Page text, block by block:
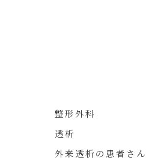
整形外科
透析
外来透析の患者さん